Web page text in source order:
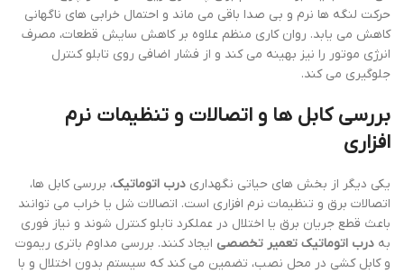
حرکت لنگه ها نرم و بی صدا باقی می ماند و احتمال خرابی های ناگهانی
کاهش می یابد. روان کاری منظم علاوه بر کاهش سایش قطعات، مصرف
انرژی موتور را نیز بهینه می کند و از فشار اضافی روی تابلو کنترل
جلوگیری می کند.
بررسی کابل ها و اتصالات و تنظیمات نرم
افزاری
یکی دیگر از بخش های حیاتی نگهداری درب اتوماتیک، بررسی کابل ها،
اتصالات برق و تنظیمات نرم افزاری است. اتصالات شل یا خراب می توانند
باعث قطع جریان برق یا اختلال در عملکرد تابلو کنترل شوند و نیاز فوری
به درب اتوماتیک تعمیر تخصصی ایجاد کنند. بررسی مداوم باتری ریموت
و کابل کشی در محل نصب، تضمین می کند که سیستم بدون اختلال و با